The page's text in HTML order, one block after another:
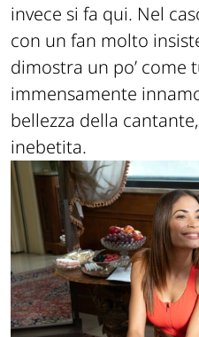
invece si fa qui. Nel
con un fan molto
dimostra un po’ come
immensamente
bellezza della
inebetita.